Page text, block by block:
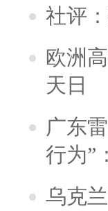
社评
欧洲
天日
广东
行为”
乌克